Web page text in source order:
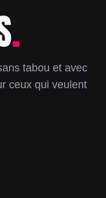
.
tabou et avec
ceux qui veulent